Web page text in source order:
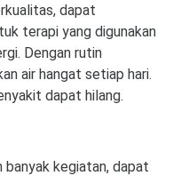
dapat
terapi yang digunakan
Dengan rutin
air hangat setiap hari.
dapat hilang.
banyak kegiatan, dapat